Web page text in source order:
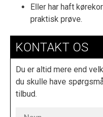
Eller har haft
praktisk prøve.
KONTAKT OS
Du er altid mere end
du skulle have
tilbud.